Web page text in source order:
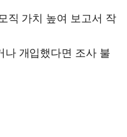
직 가치 높여 보고서 작
나 개입했다면 조사 불